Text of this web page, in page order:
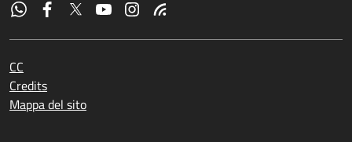
CC
Credits
Mappa del sito